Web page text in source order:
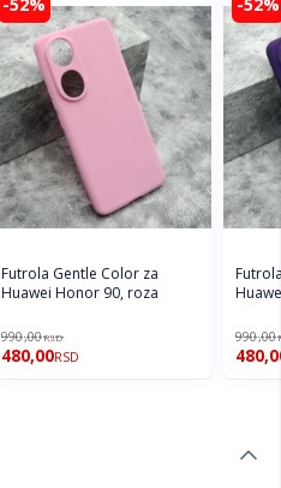
Futrola Gentle Color za
Huawei Honor 90, roza
990,00RSD
480,00RSD
990,00